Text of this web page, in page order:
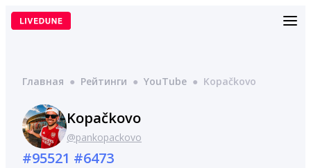
Перейти
Главная ● Рейтинги ● YouTube ● Kopačkovo
Kopačkovo
@pankopackovo
#95521 #6473